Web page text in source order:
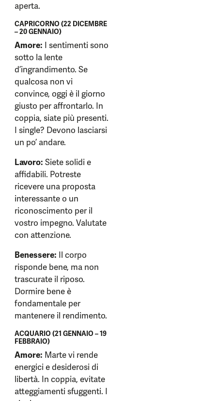
aperta.
CAPRICORNO (22 DICEMBRE
– 20 GENNAIO)
Amore: I sentimenti sono
sotto la lente
d’ingrandimento. Se
qualcosa non vi
convince, oggi è il giorno
giusto per affrontarlo. In
coppia, siate più presenti.
I single? Devono lasciarsi
un po’ andare.
Lavoro: Siete solidi e
affidabili. Potreste
ricevere una proposta
interessante o un
riconoscimento per il
vostro impegno. Valutate
con attenzione.
Benessere: Il corpo
risponde bene, ma non
trascurate il riposo.
Dormire bene è
fondamentale per
mantenere il rendimento.
ACQUARIO (21 GENNAIO – 19
FEBBRAIO)
Amore: Marte vi rende
energici e desiderosi di
libertà. In coppia, evitate
atteggiamenti sfuggenti. I